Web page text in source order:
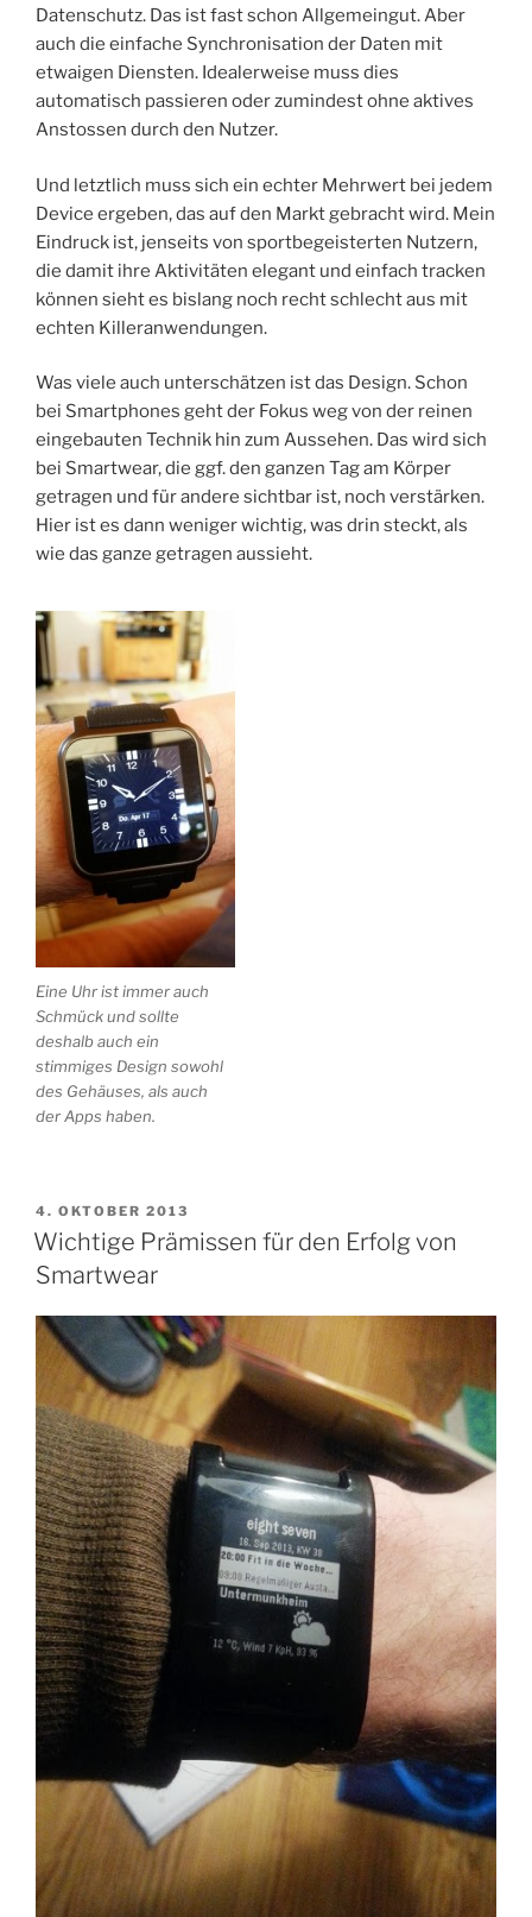
Datenschutz. Das ist fast schon Allgemeingut. Aber
auch die einfache Synchronisation der Daten mit
etwaigen Diensten. Idealerweise muss dies
automatisch passieren oder zumindest ohne aktives
Anstossen durch den Nutzer.
Und letztlich muss sich ein echter Mehrwert bei jedem
Device ergeben, das auf den Markt gebracht wird. Mein
Eindruck ist, jenseits von sportbegeisterten Nutzern,
die damit ihre Aktivitäten elegant und einfach tracken
können sieht es bislang noch recht schlecht aus mit
echten Killeranwendungen.
Was viele auch unterschätzen ist das Design. Schon
bei Smartphones geht der Fokus weg von der reinen
eingebauten Technik hin zum Aussehen. Das wird sich
bei Smartwear, die ggf. den ganzen Tag am Körper
getragen und für andere sichtbar ist, noch verstärken.
Hier ist es dann weniger wichtig, was drin steckt, als
wie das ganze getragen aussieht.
Eine Uhr ist immer auch
Schmück und sollte
deshalb auch ein
stimmiges Design sowohl
des Gehäuses, als auch
der Apps haben.
VERÖFFENTLICHT
AM
4. OKTOBER 2013
Wichtige Prämissen für den Erfolg von
Smartwear